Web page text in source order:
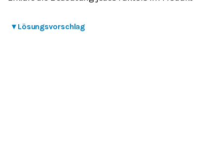
▾ Lösungsvorschlag